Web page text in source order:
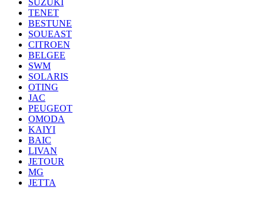
SUZUKI
TENET
BESTUNE
SOUEAST
CITROEN
BELGEE
SWM
SOLARIS
OTING
JAC
PEUGEOT
OMODA
KAIYI
BAIC
LIVAN
JETOUR
MG
JETTA